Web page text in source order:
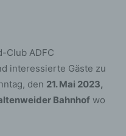
Club ADFC
interessierte Gäste zu
den 21. Mai 2023,
Bahnhof wo